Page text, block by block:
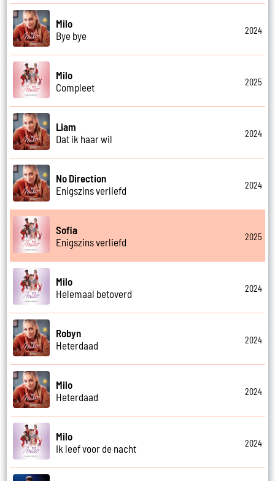
Milo
Bye bye
2024
Milo
Compleet
2025
Liam
Dat ik haar wil
2024
No Direction
Enigszins verliefd
2024
Sofia
Enigszins verliefd
2025
Milo
Helemaal betoverd
2024
Robyn
Heterdaad
2024
Milo
Heterdaad
2024
Milo
Ik leef voor de nacht
2024